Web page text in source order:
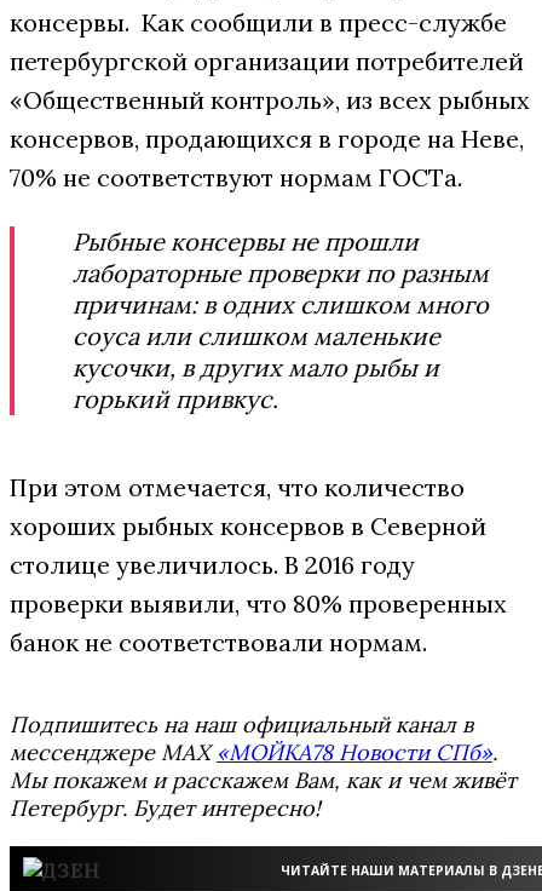
консервы. Как сообщили в пресс-службе
петербургской организации потребителей
«Общественный контроль», из всех рыбных
консервов, продающихся в городе на Неве,
70% не соответствуют нормам ГОСТа.
Рыбные консервы не прошли
лабораторные проверки по разным
причинам: в одних слишком много
соуса или слишком маленькие
кусочки, в других мало рыбы и
горький привкус.
При этом отмечается, что количество
хороших рыбных консервов в Северной
столице увеличилось. В 2016 году
проверки выявили, что 80% проверенных
банок не соответствовали нормам.
Подпишитесь на наш официальный канал в
мессенджере MAX«МОЙКА78 Новости СПб».
Мы покажем и расскажем Вам, как и чем живёт
Петербург. Будет интересно!
ЧИТАЙТЕ НАШИ МАТЕРИАЛЫ В